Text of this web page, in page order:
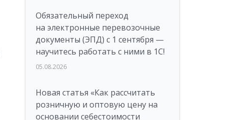
Обязательный переход
на электронные перевозочные
документы (ЭПД) с 1 сентября —
научитесь работать с ними в 1С!
05.08.2026
Новая статья «Как рассчитать
розничную и оптовую цену на
основании себестоимости